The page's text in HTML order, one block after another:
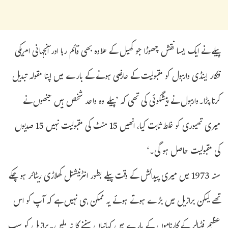
پیلے نے ایک ایسا نقش چھوڑا جو کھیل کے علاوہ بھی قائم رہا اور آنجہانی امریکی
فنکار اینڈی وارہول کو مقبولیت کے عارضی ہونے کے بارے میں اپنا مقولہ تبدیل
کرنا پڑا۔وارہول نے پیشگوئی کی تھی کہ ’پیلے وہ واحد شخص ہیں جنھوں نے
میری تھیوری کو غلط ثابت کیا، انھیں 15 منٹ کی مقبولیت نہیں 15 صدیوں
کی مقبولیت حاصل ہو گی۔‘
سنہ 1973 میں میری پیدائش کے وقت پیلے بطور انٹرنیشنل کھلاڑی ریٹائر ہو چکے
تھے لیکن برازیل میں بڑے ہوتے ہوئے یہ ممکن ہی نہیں ہے کہ آپ کو اس